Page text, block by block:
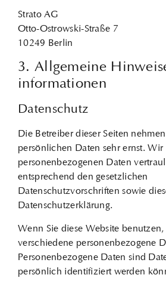
Strato AG
Otto-Ostrowski-Straße 7
10249 Berlin
3. Allgemeine
informationen
Datenschutz
Die Betreiber dieser Seiten
persönlichen Daten sehr ernst.
personenbezogenen Daten
entsprechend den gesetzlichen
Datenschutzvorschriften sowie
Datenschutzerklärung.
Wenn Sie diese Website benutzen,
verschiedene personenbezogene
Personenbezogene Daten sind
persönlich identifiziert werden